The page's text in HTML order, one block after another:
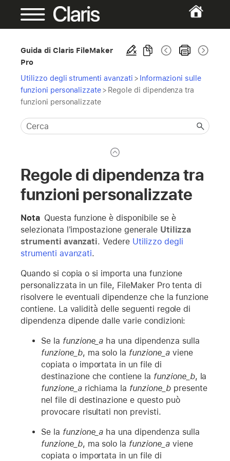
Guida di Claris FileMaker
Pro
Utilizzo degli strumenti avanzati > Informazioni sulle
funzioni personalizzate> Regole di dipendenza tra
funzioni personalizzate
Regole di dipendenza tra
funzioni personalizzate
Nota Questa funzione è disponibile se è
selezionata l'impostazione generale Utilizza
strumenti avanzati. Vedere Utilizzo degli
strumenti avanzati.
Quando si copia o si importa una funzione
personalizzata in un file, FileMaker Pro tenta di
risolvere le eventuali dipendenze che la funzione
contiene. La validità delle seguenti regole di
dipendenza dipende dalle varie condizioni:
Se la funzione_a ha una dipendenza sulla
funzione_b, ma solo la funzione_aviene
copiata o importata in un file di
destinazione che contiene la funzione_b, la
funzione_arichiama la funzione_bpresente
nel file di destinazione e questo può
provocare risultati non previsti.
Se la funzione_a ha una dipendenza sulla
funzione_b, ma solo la funzione_aviene
copiata o importata in un file di